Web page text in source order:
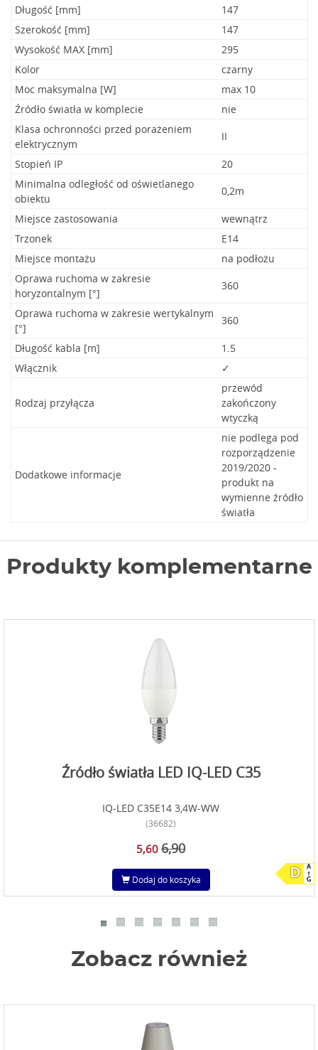
Długość [mm]
147
Szerokość [mm]
147
Wysokość MAX [mm]
295
Kolor
czarny
Moc maksymalna [W]
max 10
Źródło światła w komplecie
nie
Klasa ochronności przed porażeniem
elektrycznym
II
Stopień IP
20
Minimalna odległość od oświetlanego
obiektu
0,2m
Miejsce zastosowania
wewnątrz
Trzonek
E14
Miejsce montażu
na podłożu
Oprawa ruchoma w zakresie
horyzontalnym [°]
360
Oprawa ruchoma w zakresie wertykalnym
[°]
360
Długość kabla [m]
1.5
Włącznik
✓
Rodzaj przyłącza
przewód
zakończony
wtyczką
Dodatkowe informacje
nie podlega pod
rozporządzenie
2019/2020 -
produkt na
wymienne źródło
światła
Produkty komplementarne
D
A
G
Źródło światła LED IQ-LED C35
IQ-LED C35E14 3,4W-WW
(36682)
5,60 6,90
Dodaj do koszyka
Zobacz również